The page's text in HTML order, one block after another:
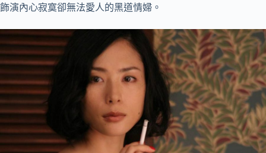
飾演內心寂寞卻無法愛人的黑道情婦。